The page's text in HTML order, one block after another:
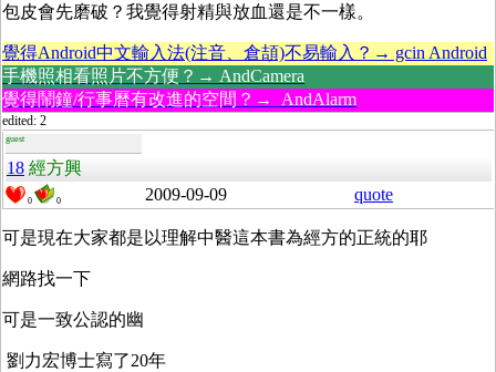
包皮會先磨破？我覺得射精與放血還是不一樣。
覺得Android中文輸入法(注音、倉頡)不易輸入？→ gcin Android
手機照相看照片不方便？→ AndCamera
覺得鬧鐘/行事曆有改進的空間？→ AndAlarm
edited: 2
guest
18 經方興
0 0 2009-09-09 quote
可是現在大家都是以理解中醫這本書為經方的正統的耶
網路找一下
可是一致公認的幽
劉力宏博士寫了20年